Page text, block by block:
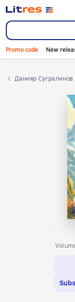
Promo code New
Данияр Сугралинов